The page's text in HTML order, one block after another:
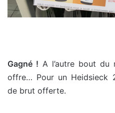
Gagné ! A l’autre bout du
offre… Pour un Heidsieck
de brut offerte.